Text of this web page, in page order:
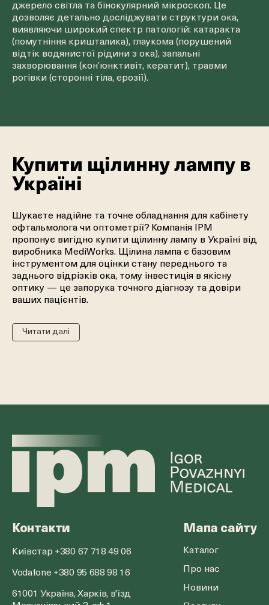
джерело світла та бінокулярний мікроскоп. Це
дозволяє детально досліджувати структури ока,
виявляючи широкий спектр патологій: катаракта
(помутніння кришталика), глаукома (порушений
відтік водянистої рідини з ока), запальні
захворювання (кон’юнктивіт, кератит), травми
рогівки (сторонні тіла, ерозії).
Купити щілинну лампу в
Україні
Шукаєте надійне та точне обладнання для кабінету
офтальмолога чи оптометрії? Компанія IPM
пропонує вигідно купити щілинну лампу в Україні від
виробника MediWorks. Щілина лампа є базовим
інструментом для оцінки стану переднього та
заднього відрізків ока, тому інвестиція в якісну
оптику — це запорука точного діагнозу та довіри
ваших пацієнтів.
Читати далі
Контакти
Київстар +380 67 718 49 06
Vodafone +380 95 688 98 16
61001 Україна, Харків, в'їзд
Мапа сайту
Каталог
Про нас
Новини